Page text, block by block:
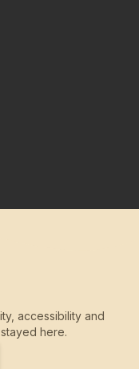
accessibility and
here.